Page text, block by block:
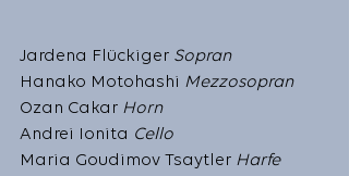
Jardena Flückiger Sopran
Hanako Motohashi Mezzosopran
Ozan Cakar Horn
Andrei Ionita Cello
Maria Goudimov Tsaytler Harfe